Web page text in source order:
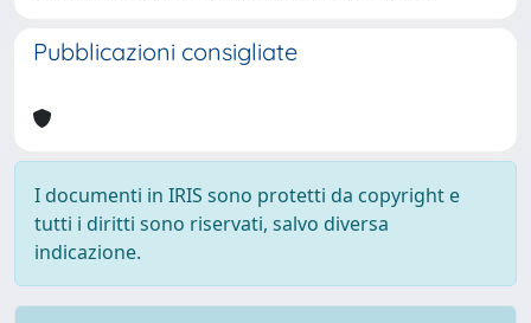
Pubblicazioni consigliate
I documenti in IRIS sono protetti da copyright e
tutti i diritti sono riservati, salvo diversa
indicazione.